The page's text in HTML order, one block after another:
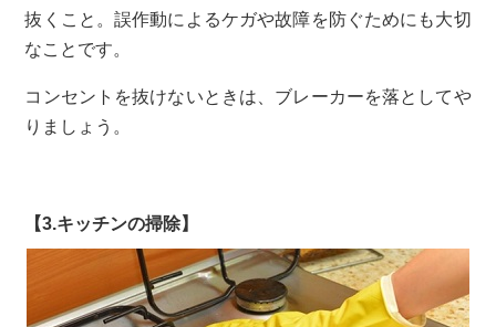
抜くこと。誤作動によるケガや故障を防ぐためにも大切
なことです。
コンセントを抜けないときは、ブレーカーを落としてや
りましょう。
【3.キッチンの掃除】